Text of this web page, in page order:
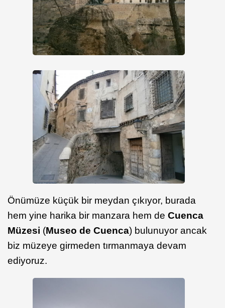
Önümüze küçük bir meydan çıkıyor, burada
hem yine harika bir manzara hem de Cuenca
Müzesi (Museo de Cuenca) bulunuyor ancak
biz müzeye girmeden tırmanmaya devam
ediyoruz.